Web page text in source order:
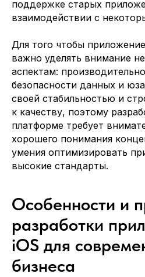
поддержке старых
взаимодействии с
Для того чтобы
важно уделять внимание
аспектам:
безопасности данных и
своей стабильностью и
к качеству, поэтому
платформе требует
хорошего понимания
умения оптимизировать
высокие стандарты.
Особенности и
разработки
iOS для
бизнеса